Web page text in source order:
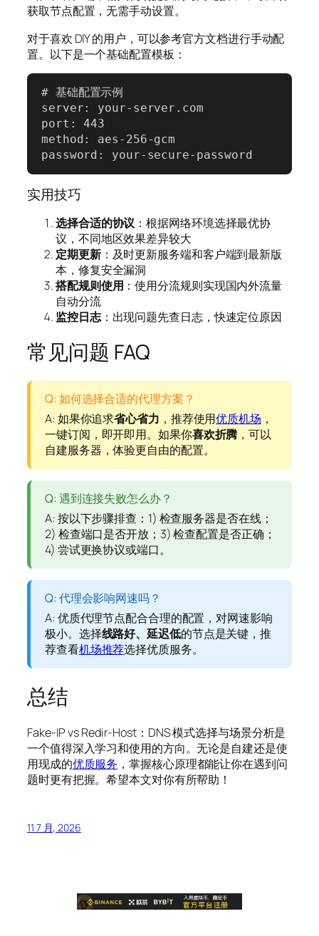
获取节点配置，无需手动设置。
对于喜欢 DIY 的用户，可以参考官方文档进行手动配
置。以下是一个基础配置模板：
# 基础配置示例
server: your-server.com
port: 443
method: aes-256-gcm
password: your-secure-password
实用技巧
选择合适的协议 ：根据网络环境选择最优协
议，不同地区效果差异较大
定期更新：及时更新服务端和客户端到最新版
本，修复安全漏洞
搭配规则使用 ：使用分流规则实现国内外流量
自动分流
监控日志：出现问题先查日志，快速定位原因
常见问题 FAQ
Q: 如何选择合适的代理方案？
A: 如果你追求省心省力 ，推荐使用优质机场 ，
一键订阅，即开即用。如果你喜欢折腾 ，可以
自建服务器，体验更自由的配置。
Q: 遇到连接失败怎么办？
A: 按以下步骤排查：1) 检查服务器是否在线；
2) 检查端口是否开放；3) 检查配置是否正确；
4) 尝试更换协议或端口。
Q: 代理会影响网速吗？
A: 优质代理节点配合合理的配置，对网速影响
极小。选择线路好、延迟低的节点是关键，推
荐查看机场推荐选择优质服务。
总结
Fake-IP vs Redir-Host：DNS 模式选择与场景分析是
一个值得深入学习和使用的方向。无论是自建还是使
用现成的优质服务 ，掌握核心原理都能让你在遇到问
题时更有把握。希望本文对你有所帮助！
11 7 月, 2026